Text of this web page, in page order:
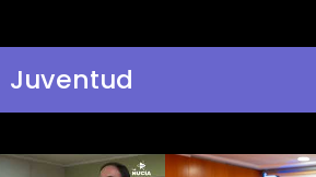
Juventud